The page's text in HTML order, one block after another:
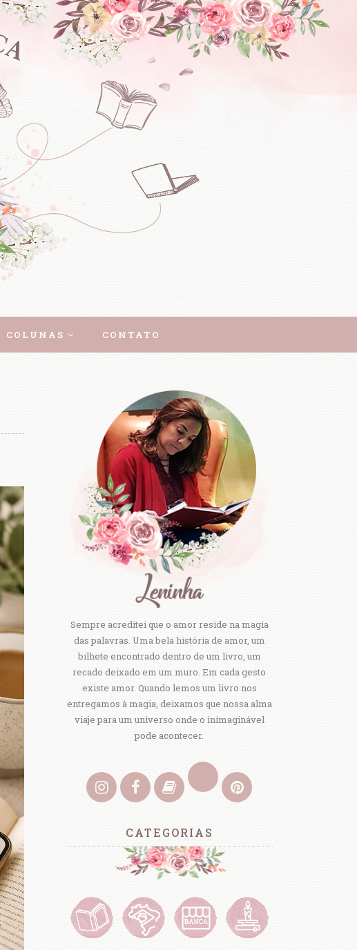
COLUNAS CONTATO
Sempre acreditei que o amor reside na magia
das palavras. Uma bela história de amor, um
bilhete encontrado dentro de um livro, um
recado deixado em um muro. Em cada gesto
existe amor. Quando lemos um livro nos
entregamos à magia, deixamos que nossa alma
viaje para um universo onde o inimaginável
pode acontecer.
CATEGORIAS